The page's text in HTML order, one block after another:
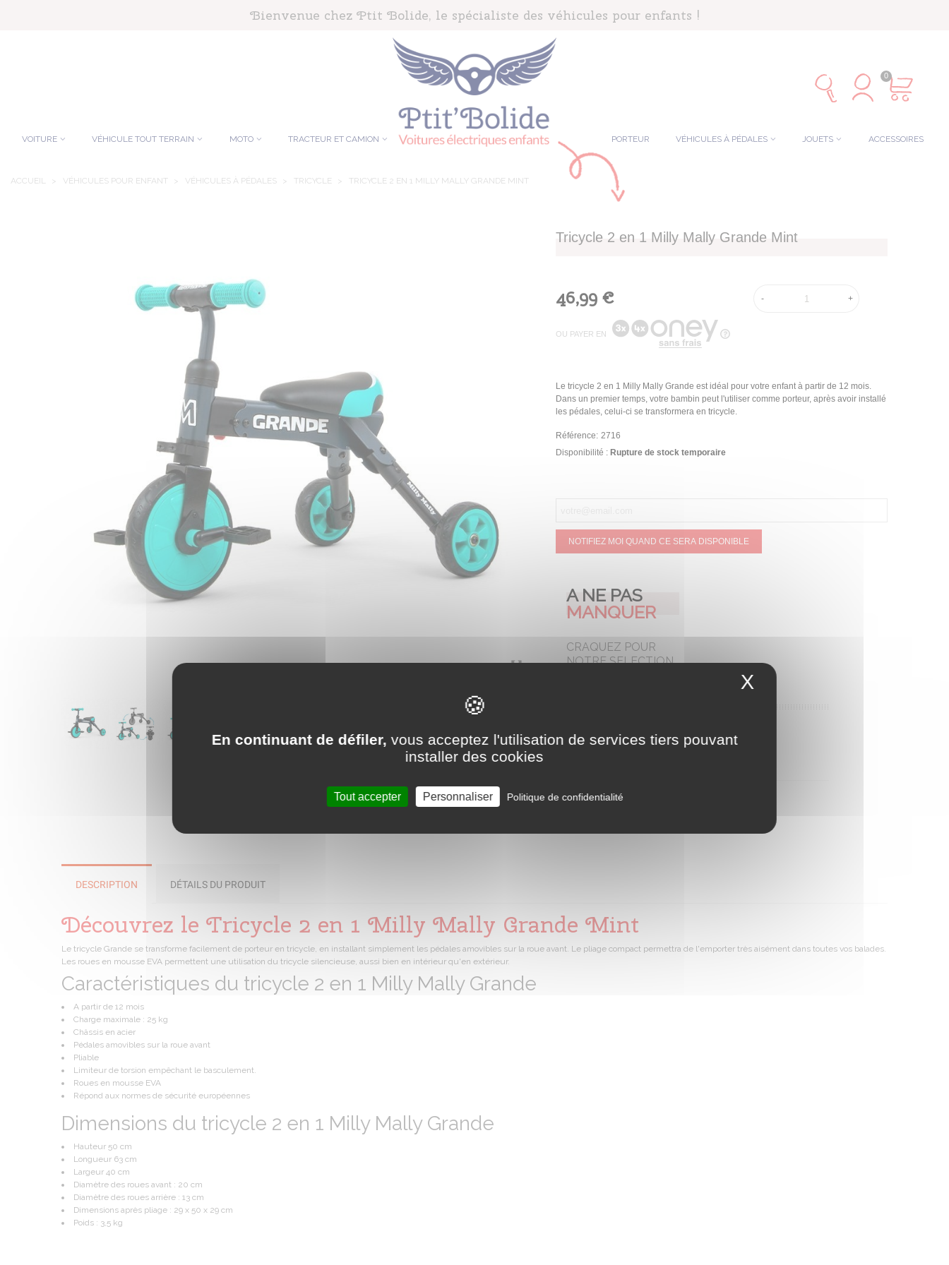
Bienvenue chez Ptit Bolide, le spécialiste des véhicules pour enfants !
0
VOITURE VÉHICULE TOUT TERRAIN MOTO TRACTEUR ET CAMION PORTEUR VÉHICULES À PÉDALES JOUETS ACCESSOIRES
ACCUEIL > VÉHICULES POUR ENFANT > VÉHICULES À PÉDALES > TRICYCLE > TRICYCLE 2 EN 1 MILLY MALLY GRANDE MINT
Tricycle 2 en 1 Milly Mally Grande Mint
46,99 €
OU PAYER EN
- +
Le tricycle 2 en 1 Milly Mally Grande est idéal pour votre enfant à partir de 12 mois.
Dans un premier temps, votre bambin peut l'utiliser comme porteur, après avoir installé
les pédales, celui-ci se transformera en tricycle.
Référence: 2716
Disponibilité : Rupture de stock temporaire
NOTIFIEZ MOI QUAND CE SERA DISPONIBLE
A NE PAS
MANQUER
CRAQUEZ POUR
NOTRE SELECTION
DESCRIPTION DÉTAILS DU PRODUIT
Découvrez le Tricycle 2 en 1 Milly Mally Grande Mint
Le tricycle Grande se transforme facilement de porteur en tricycle, en installant simplement les pédales amovibles sur la roue avant. Le pliage compact permettra de l'emporter très aisément dans toutes vos balades.
Les roues en mousse EVA permettent une utilisation du tricycle silencieuse, aussi bien en intérieur qu'en extérieur.
Caractéristiques du tricycle 2 en 1 Milly Mally Grande
A partir de 12 mois
Charge maximale : 25 kg
Châssis en acier
Pédales amovibles sur la roue avant
Pliable
Limiteur de torsion empêchant le basculement.
Roues en mousse EVA
Répond aux normes de sécurité européennes
Dimensions du tricycle 2 en 1 Milly Mally Grande
Hauteur 50 cm
Longueur 63 cm
Largeur 40 cm
Diamètre des roues avant : 20 cm
Diamètre des roues arrière : 13 cm
Dimensions après pliage : 29 x 50 x 29 cm
Poids : 3,5 kg
En continuant de défiler, vous acceptez l'utilisation de services tiers pouvant
installer des cookies
Tout accepter Personnaliser Politique de confidentialité
X Masquer le